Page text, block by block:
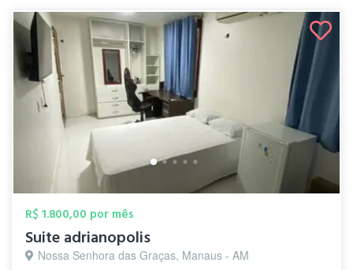
R$ 1.800,00 por mês
Suite adrianopolis
Nossa Senhora das Graças, Manaus - AM